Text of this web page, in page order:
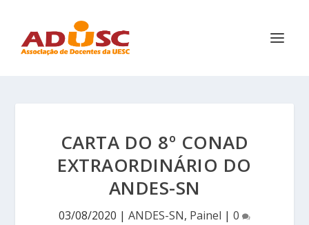
CARTA DO 8º CONAD
EXTRAORDINÁRIO DO
ANDES-SN
03/08/2020 | ANDES-SN, Painel | 0